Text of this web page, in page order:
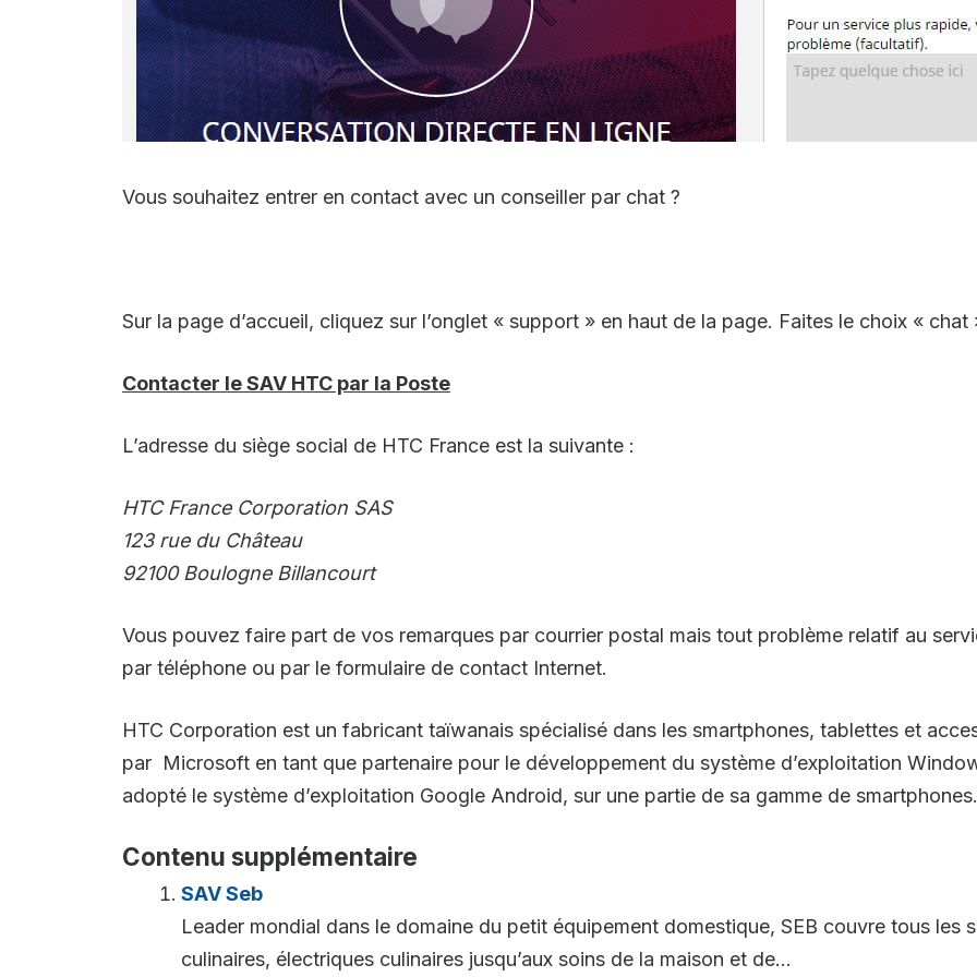
Vous souhaitez entrer en contact avec un conseiller par chat ?
Sur la page d’accueil, cliquez sur l’onglet « support » en haut de la page. Faites le choix « chat
Contacter le SAV HTC par la Poste
L’adresse du siège social de HTC France est la suivante :
HTC France Corporation SAS
123 rue du Château
92100 Boulogne Billancourt
Vous pouvez faire part de vos remarques par courrier postal mais tout problème relatif au
par téléphone ou par le formulaire de contact Internet.
HTC Corporation est un fabricant taïwanais spécialisé dans les smartphones, tablettes et
par Microsoft en tant que partenaire pour le développement du système d’exploitation
adopté le système d’exploitation Google Android, sur une partie de sa gamme de smartphones.
Contenu supplémentaire
SAV Seb
Leader mondial dans le domaine du petit équipement domestique, SEB couvre tous les
culinaires, électriques culinaires jusqu’aux soins de la maison et de...